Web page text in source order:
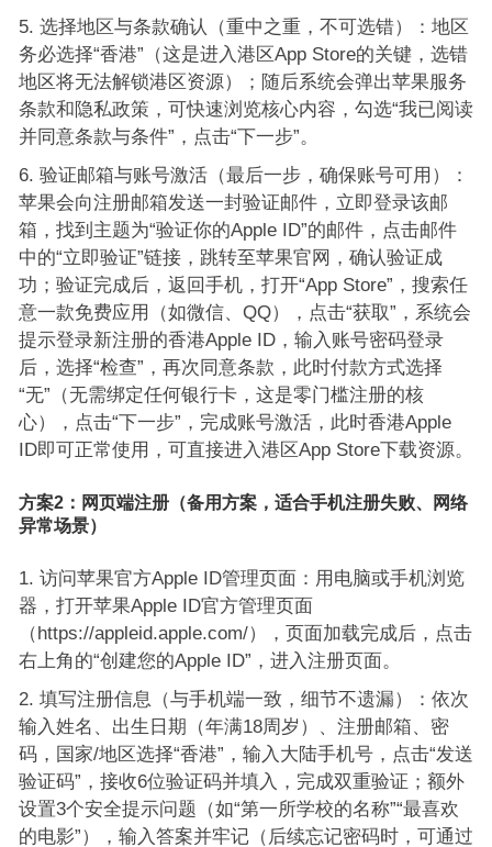
选择地区与条款确认（重中之重，不可选错）：地区
务必选择“香港”（这是进入港区App Store的关键，选错
地区将无法解锁港区资源）；随后系统会弹出苹果服务
条款和隐私政策，可快速浏览核心内容，勾选“我已阅读
并同意条款与条件”，点击“下一步”。
验证邮箱与账号激活（最后一步，确保账号可用）：
苹果会向注册邮箱发送一封验证邮件，立即登录该邮
箱，找到主题为“验证你的Apple ID”的邮件，点击邮件
中的“立即验证”链接，跳转至苹果官网，确认验证成
功；验证完成后，返回手机，打开“App Store”，搜索任
意一款免费应用（如微信、QQ），点击“获取”，系统会
提示登录新注册的香港Apple ID，输入账号密码登录
后，选择“检查”，再次同意条款，此时付款方式选择
“无”（无需绑定任何银行卡，这是零门槛注册的核
心），点击“下一步”，完成账号激活，此时香港Apple
ID即可正常使用，可直接进入港区App Store下载资源。
方案2：网页端注册（备用方案，适合手机注册失败、网络
异常场景）
访问苹果官方Apple ID管理页面：用电脑或手机浏览
器，打开苹果Apple ID官方管理页面
（https://appleid.apple.com/），页面加载完成后，点击
右上角的“创建您的Apple ID”，进入注册页面。
填写注册信息（与手机端一致，细节不遗漏）：依次
输入姓名、出生日期（年满18周岁）、注册邮箱、密
码，国家/地区选择“香港”，输入大陆手机号，点击“发送
验证码”，接收6位验证码并填入，完成双重验证；额外
设置3个安全提示问题（如“第一所学校的名称”“最喜欢
的电影”），输入答案并牢记（后续忘记密码时，可通过